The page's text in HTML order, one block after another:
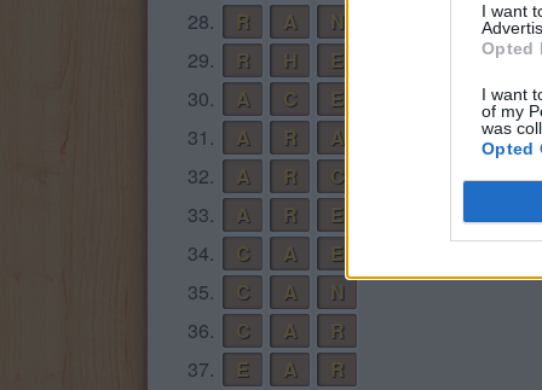
I want
Opted
I want
of my
was
Opted
28.
R A N
29.
R H E
30.
A C
E
31.
A R
A
32.
A R
C
33.
A R
E
34.
C A
E
35.
C A
N
36.
C A
R
37.
E A
R